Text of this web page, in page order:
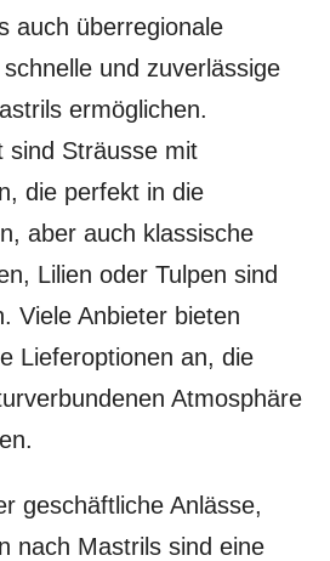
auch überregionale
und zuverlässige
ermöglichen.
sind Sträusse mit
die perfekt in die
aber auch klassische
Lilien oder Tulpen sind
Viele Anbieter bieten
Lieferoptionen an, die
Atmosphäre
geschäftliche Anlässe,
nach Mastrils sind eine